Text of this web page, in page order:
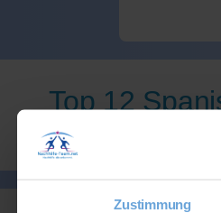
Zustimmung
Top 12